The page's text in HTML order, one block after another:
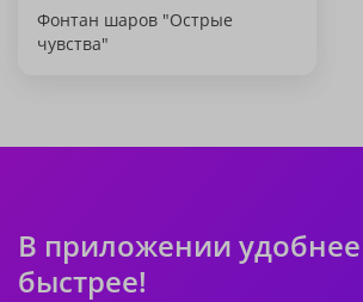
Фонтан шаров "Острые
чувства"
В приложении
быстрее!